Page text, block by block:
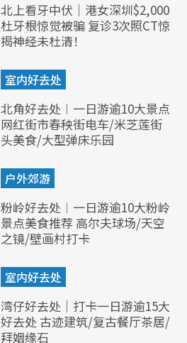
北上看牙中伏｜港女深圳$2,000
杜牙根惊觉被骗 复诊3次照CT惊
揭神经未杜清！
室内好去处
北角好去处︱一日游逾10大景点
网红街市春秧街电车/米芝莲街
头美食/大型弹床乐园
户外郊游
粉岭好去处︱一日游逾10大粉岭
景点美食推荐 高尔夫球场/天空
之镜/壁画村打卡
室内好去处
湾仔好去处｜打卡一日游逾15大
好去处 古迹建筑/复古餐厅茶居/
拜姻缘石